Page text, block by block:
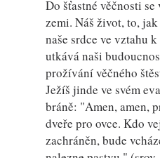
Do šťastné věčnosti
zemi. Náš život, to,
naše srdce ve vztahu
utkává naši
prožívání věčného
Ježíš jinde ve svém
bráně: "Amen, amen,
dveře pro ovce. Kdo
zachráněn, bude